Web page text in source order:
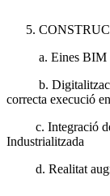
a. Eines BIM
b. Digitalització i
correcta execució
c. Integració
Industrialitzada
d. Realitat